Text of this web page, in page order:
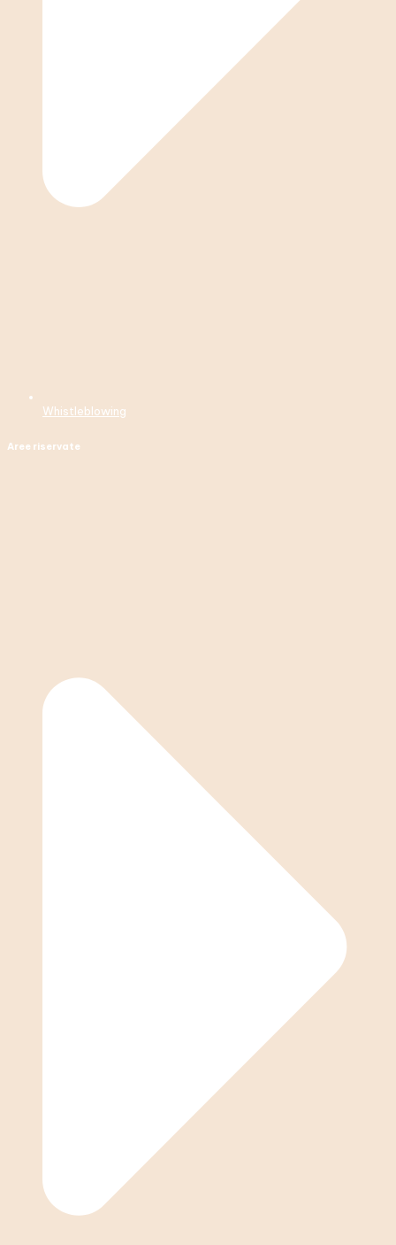
Whistleblowing
Aree riservate